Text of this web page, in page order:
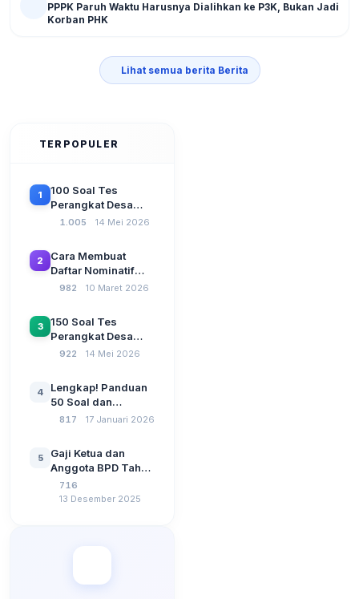
PPPK Paruh Waktu Harusnya Dialihkan ke P3K, Bukan Jadi
Korban PHK
Lihat semua berita Berita
TERPOPULER
1
100 Soal Tes
Perangkat Desa
Terbaru 2026
CAT Berbasis UU
Desa No. 3 Tahun
2024
1.005 14 Mei 2026
2
Cara Membuat
Daftar Nominatif
Siltap di Aplikasi
SPP Pencairan
Dana Desa
982 10 Maret 2026
3
150 Soal Tes
Perangkat Desa
2026: Administrasi
Kebangsaan, dan
Komputer Beserta
Jawaban Paling
922 14 Mei 2026
4
Lengkap! Panduan
50 Soal dan
Jawaban Tes
Berdasarkan UU No
3 Tahun 2024
817 17 Januari 2026
5
Gaji Ketua dan
Anggota BPD Tahun
2026, Berapa
Besarannya? Ada
716
13 Desember 2025